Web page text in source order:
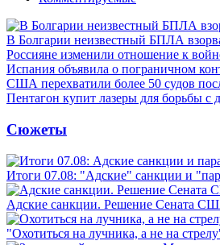
В Болгарии неизвестный БПЛА
Россияне изменили отношение к
Испания объявила о пограничном
США перехватили более 50 судов
Пентагон купит лазеры для борьбы
Сюжеты
Итоги 07.08: "Адские" санкции и
Адские санкции. Решение Сената
"Охотиться на лучника, а не на